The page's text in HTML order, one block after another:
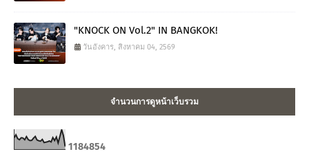
"KNOCK ON Vol.2" IN BANGKOK!
วันอังคาร, สิงหาคม 04, 2569
จำนวนการดูหน้าเว็บรวม
1184854